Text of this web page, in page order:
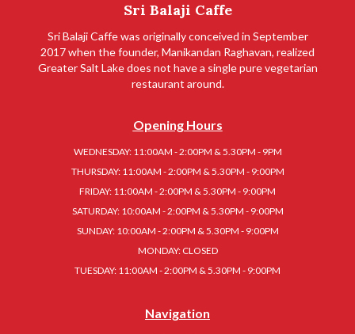
Sri Balaji Caffe
Sri Balaji Caffe was originally conceived in September
2017 when the founder, Manikandan Raghavan, realized
Greater Salt Lake does not have a single pure vegetarian
restaurant around.
Opening Hours
WEDNESDAY: 11:00AM - 2:00PM & 5.30PM - 9PM
THURSDAY: 11:00AM - 2:00PM & 5.30PM - 9:00PM
FRIDAY: 11:00AM - 2:00PM & 5.30PM - 9:00PM
SATURDAY: 10:00AM - 2:00PM & 5.30PM - 9:00PM
SUNDAY: 10:00AM - 2:00PM & 5.30PM - 9:00PM
MONDAY: CLOSED
TUESDAY: 11:00AM - 2:00PM & 5.30PM - 9:00PM
Navigation